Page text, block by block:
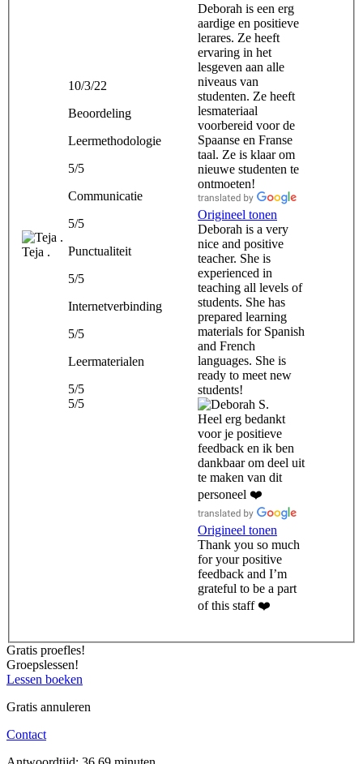
Teja .
10/3/22
Beoordeling
Leermethodologie
5/5
Communicatie
5/5
Punctualiteit
5/5
Internetverbinding
5/5
Leermaterialen
5/5
5/5
Deborah is een erg
aardige en positieve
lerares. Ze heeft
ervaring in het
lesgeven aan alle
niveaus van
studenten. Ze heeft
lesmateriaal
voorbereid voor de
Spaanse en Franse
taal. Ze is klaar om
nieuwe studenten te
ontmoeten!
Origineel tonen
Deborah is a very
nice and positive
teacher. She is
experienced in
teaching all levels of
students. She has
prepared learning
materials for Spanish
and French
languages. She is
ready to meet new
students!
Heel erg bedankt
voor je positieve
feedback en ik ben
dankbaar om deel uit
te maken van dit
personeel ❤️
Origineel tonen
Thank you so much
for your positive
feedback and I’m
grateful to be a part
of this staff ❤️
Gratis proefles!
Groepslessen!
Lessen boeken
Gratis annuleren
Contact